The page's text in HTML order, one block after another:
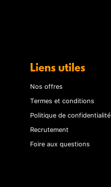
Liens utiles
Nos offres
Termes et conditions
Politique de confidentialité
Recrutement
Foire aux questions